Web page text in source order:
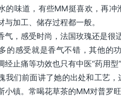
的味道，有些MM挺喜欢，再
与加工、储存过程都一般。
气，感受时尚，法国玫瑰还是很
的感受就是香气不错，其他的
经止痛等功效也只有中医“药用型
我们前面讲了她的出处和工艺
小镇。常喝花草茶的MM对普罗